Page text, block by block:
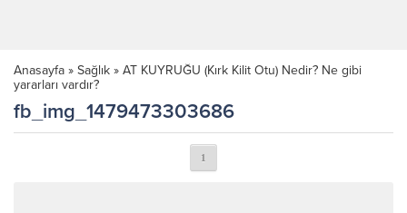
Anasayfa » Sağlık » AT KUYRUĞU (Kırk Kilit Otu) Nedir? Ne gibi
yararları vardır?
fb_img_1479473303686
1